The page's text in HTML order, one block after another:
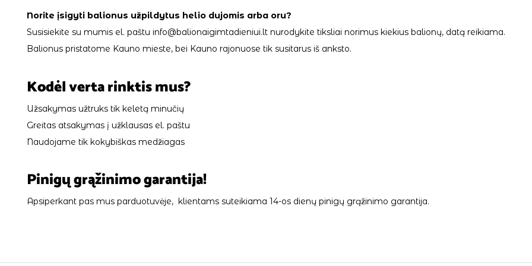
Norite įsigyti balionus užpildytus helio dujomis arba oru?
Susisiekite su mumis el. paštu info@balionaigimtadieniui.lt nurodykite tiksliai norimus kiekius balionų, datą reikiama.
Balionus pristatome Kauno mieste, bei Kauno rajonuose tik susitarus iš anksto.
Kodėl verta rinktis mus?
Užsakymas užtruks tik keletą minučių
Greitas atsakymas į užklausas el. paštu
Naudojame tik kokybiškas medžiagas
Pinigų grąžinimo garantija!
Apsiperkant pas mus parduotuvėje, klientams suteikiama 14-os dienų pinigų grąžinimo garantija.